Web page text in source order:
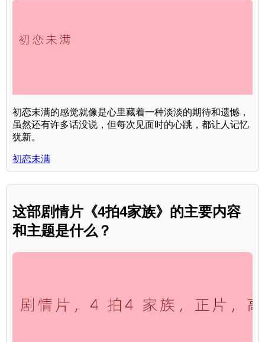
初恋未满的感觉就像是心里藏着一种淡淡的期待和遗憾，
虽然还有许多话没说，但每次见面时的心跳，都让人记忆
犹新。
初恋未满
这部剧情片《4拍4家族》的主要内容
和主题是什么？